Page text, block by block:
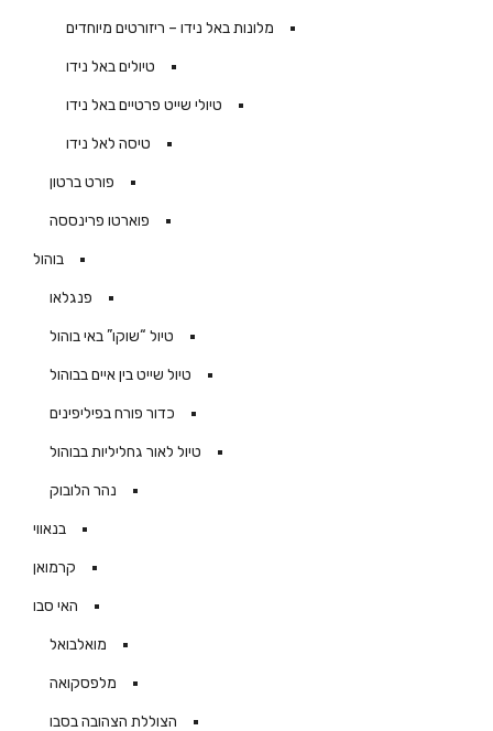
מלונות באל נידו – ריזורטים מיוחדים
טיולים באל נידו
טיולי שייט פרטיים באל נידו
טיסה לאל נידו
פורט ברטון
פוארטו פרינססה
בוהול
פנגלאו
טיול “שוקו” באי בוהול
טיול שייט בין איים בבוהול
כדור פורח בפיליפינים
טיול לאור גחליליות בבוהול
נהר הלובוק
בנאווי
קרמואן
האי סבו
מואלבואל
מלפסקואה
הצוללת הצהובה בסבו